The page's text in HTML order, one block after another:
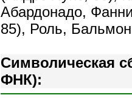
Абардонадо,
85), Роль,
Символическая
ФНК):